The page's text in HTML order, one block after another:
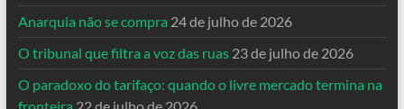
Anarquia não se compra 24 de julho de 2026
O tribunal que filtra a voz das ruas 23 de julho de 2026
O paradoxo do tarifaço: quando o livre mercado termina na